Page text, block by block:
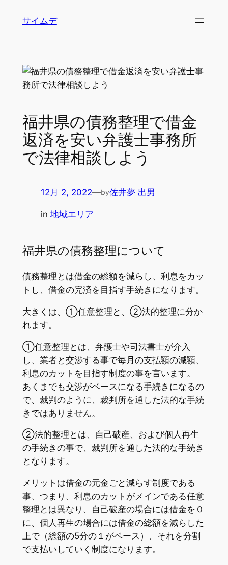
サイムデ
福井県の債務整理で借金
返済を安い弁護士事務所
で法律相談しよう
12月 2, 2022—by佐井夢 出男
in 地域エリア
福井県の債務整理について
債務整理とは借金の総額を減らし、利息をカッ
トし、借金の完済を目指す手続きになります。
大きくは、①任意整理と、②法的整理に分か
れます。
①任意整理とは、弁護士や司法書士が介入
し、業者と交渉する事で毎月の支払額の減額、
利息のカットを目指す制度の事を言います。
あくまでも交渉がベースになる手続きになるの
で、裁判のように、裁判所を通した法的な手続
きではありません。
②法的整理とは、自己破産、および個人再生
の手続きの事で、裁判所を通した法的な手続き
となります。
メリットは借金の元金ごと減らす制度である
事、つまり、利息のカットがメインである任意
整理とは異なり、自己破産の場合には借金を０
に、個人再生の場合には借金の総額を減らした
上で（総額の5分の１がベース）、それを分割
で支払いしていく制度になります。